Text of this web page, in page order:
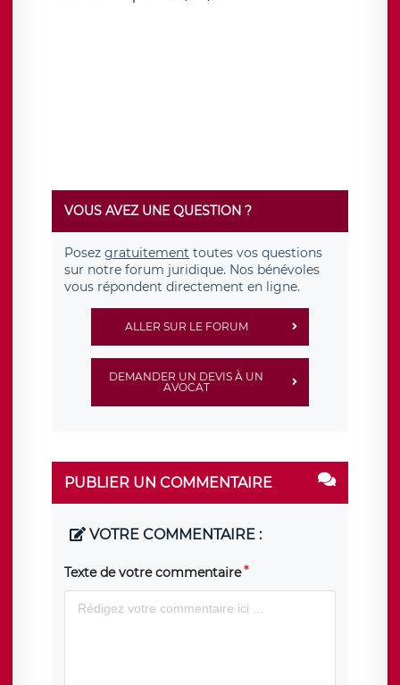
VOUS AVEZ UNE QUESTION ?
Posez gratuitement toutes vos questions
sur notre forum juridique. Nos bénévoles
vous répondent directement en ligne.
ALLER SUR LE FORUM
DEMANDER UN DEVIS À UN
AVOCAT
PUBLIER UN COMMENTAIRE
VOTRE COMMENTAIRE :
Texte de votre commentaire